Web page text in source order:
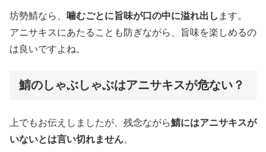
坊勢鯖なら、 噛むごとに旨味が口の中に溢れ出し ます。
アニサキスにあたることも防ぎながら、旨味を楽しめるの
は良いですよね。
鯖のしゃぶしゃぶはアニサキスが危ない？
上でもお伝えしましたが、残念ながら鯖にはアニサキスが
いないとは言い切れません。